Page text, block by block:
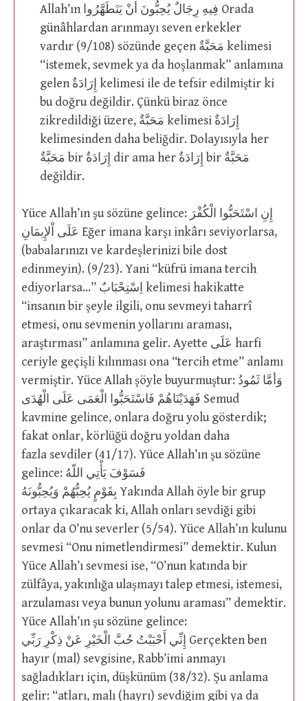
Allah’ın فِيهِ رِجَالٌ يُحِبُّونَ أنْ يَتَطَهَّرُوا Orada
günâhlardan arınmayı seven erkekler
vardır (9/108) sözünde geçen مَحَبَّةٌ kelimesi
“istemek, sevmek ya da hoşlanmak” anlamına
gelen إِرَادَةٌ kelimesi ile de tefsir edilmiştir ki
bu doğru değildir. Çünkü biraz önce
zikredildiği üzere, مَحَبَّةٌ kelimesi إِرَادَةٌ
kelimesinden daha beliğdir. Dolayısıyla her
مَحَبَّةٌ bir إِرَادَةٌ dir ama her إِرَادَةٌ bir مَحَبَّةٌ
değildir.
Yüce Allah’ın şu sözüne gelince: إِنِ اسْتَحَبُّوا الْكُفْرَ
عَلَى اْلإِيمَانِ Eğer imana karşı inkârı seviyorlarsa,
(babalarınızı ve kardeşlerinizi bile dost
edinmeyin). (9/23). Yani “küfrü imana tercih
ediyorlarsa…” اِسْتِحْبَابٌ kelimesi hakikatte
“insanın bir şeyle ilgili, onu sevmeyi taharrî
etmesi, onu sevmenin yollarını araması,
araştırması” anlamına gelir. Ayette عَلَى harfi
ceriyle geçişli kılınması ona “tercih etme” anlamı
vermiştir. Yüce Allah şöyle buyurmuştur: وَأمَّا ثَمُودُ
فَهَدَيْنَاهُمْ فَاسْتَحَبُّوا الْعَمَى عَلَى الْهُدَى Semud
kavmine gelince, onlara doğru yolu gösterdik;
fakat onlar, körlüğü doğru yoldan daha
fazla sevdiler (41/17). Yüce Allah’ın şu sözüne
gelince: فَسَوْفَ يَأْتِي اللّهُ
بِقَوْمٍ يُحِبُّهُمْ وَيُحِبُّونَهُ Yakında Allah öyle bir grup
ortaya çıkaracak ki, Allah onları sevdiği gibi
onlar da O’nu severler (5/54). Yüce Allah’ın kulunu
sevmesi “Onu nimetlendirmesi” demektir. Kulun
Yüce Allah’ı sevmesi ise, “O’nun katında bir
zülfâya, yakınlığa ulaşmayı talep etmesi, istemesi,
arzulaması veya bunun yolunu araması” demektir.
Yüce Allah’ın şu sözüne gelince:
إِنِّي أَحْبَبْتُ حُبَّ الْخَيْرِ عَنْ ذِكْرِ رَبِّي Gerçekten ben
hayır (mal) sevgisine, Rabb’imi anmayı
sağladıkları için, düşkünüm (38/32). Şu anlama
gelir: “atları, malı (hayrı) sevdiğim gibi ya da